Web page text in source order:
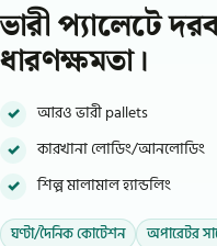
ভারী প্যালেটে
ধারণক্ষমতা।
আরও ভারী pallets
কারখানা লোডিং/আনলোডিং
শিল্প মালামাল হ্যান্ডলিং
ঘণ্টা/দৈনিক কোটেশন অপারেটর